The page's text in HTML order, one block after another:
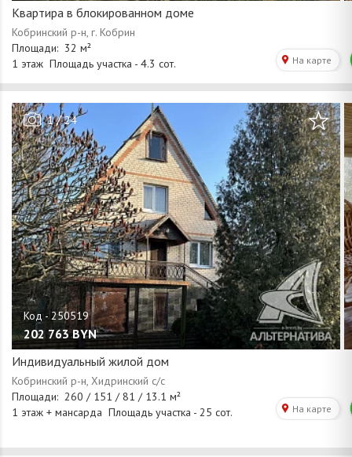
Квартира в блокированном доме
1/24
202 763 BYN
Индивидуальный жилой дом